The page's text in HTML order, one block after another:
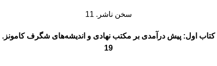
سخن ناشر. 11
کتاب اول: پیش درآمدی بر مکتب نهادی و اندیشه‌های شگرف کامونز.
19